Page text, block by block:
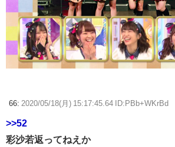
66: 2020/05/18(月) 15:17:45.64 ID:PBb+WKrBd
>>52
彩沙若返ってねえか